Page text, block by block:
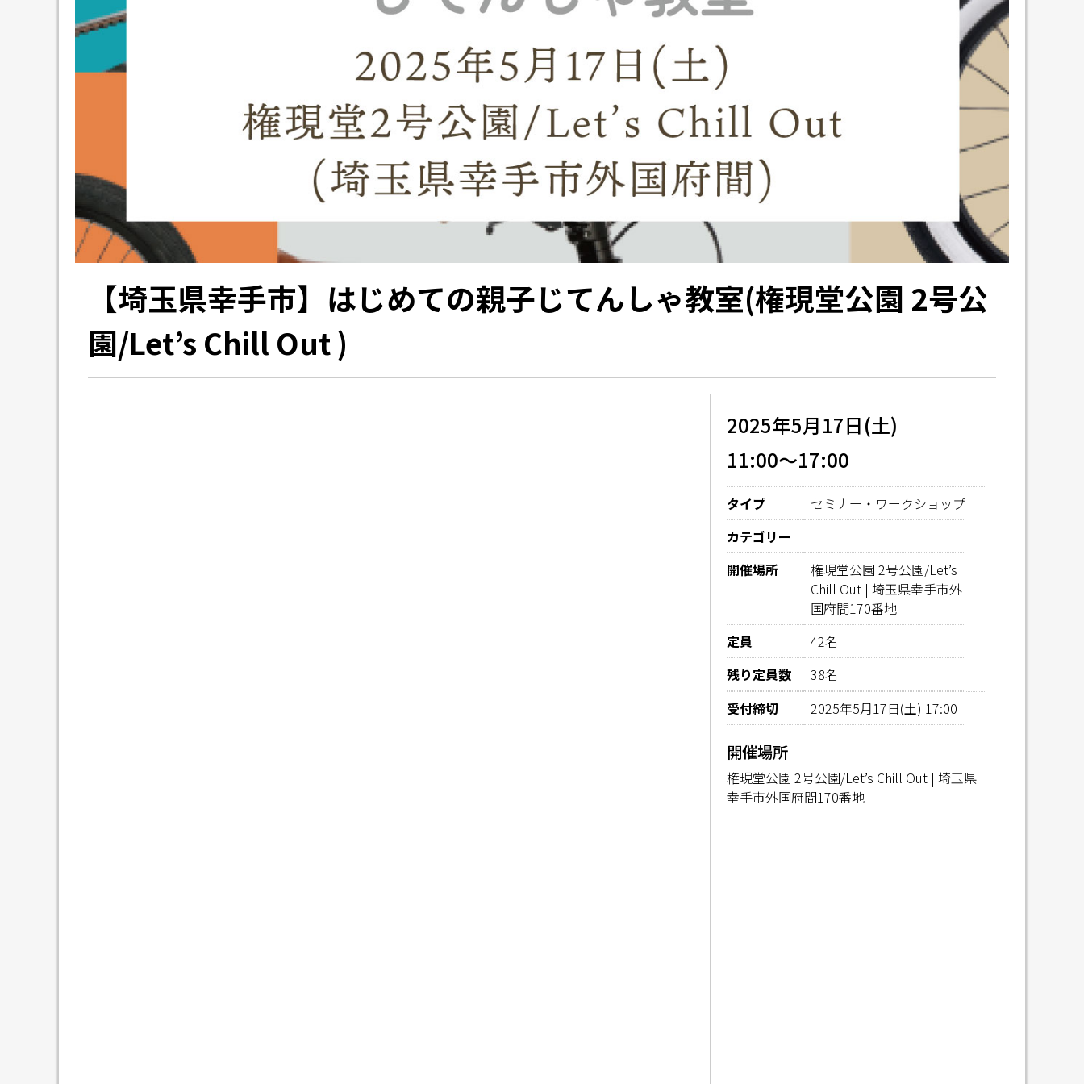
【埼玉県幸手市】はじめての親子じてんしゃ教室(権現堂公園 2号公
園/Let’s Chill Out )
2025年5月17日(土)
11:00～17:00
タイプ
セミナー・ワークショップ
カテゴリー
開催場所
権現堂公園 2号公園/Let’s
Chill Out | 埼玉県幸手市外
国府間170番地
定員
42名
残り定員数
38名
受付締切
2025年5月17日(土) 17:00
開催場所
権現堂公園 2号公園/Let’s Chill Out | 埼玉県
幸手市外国府間170番地